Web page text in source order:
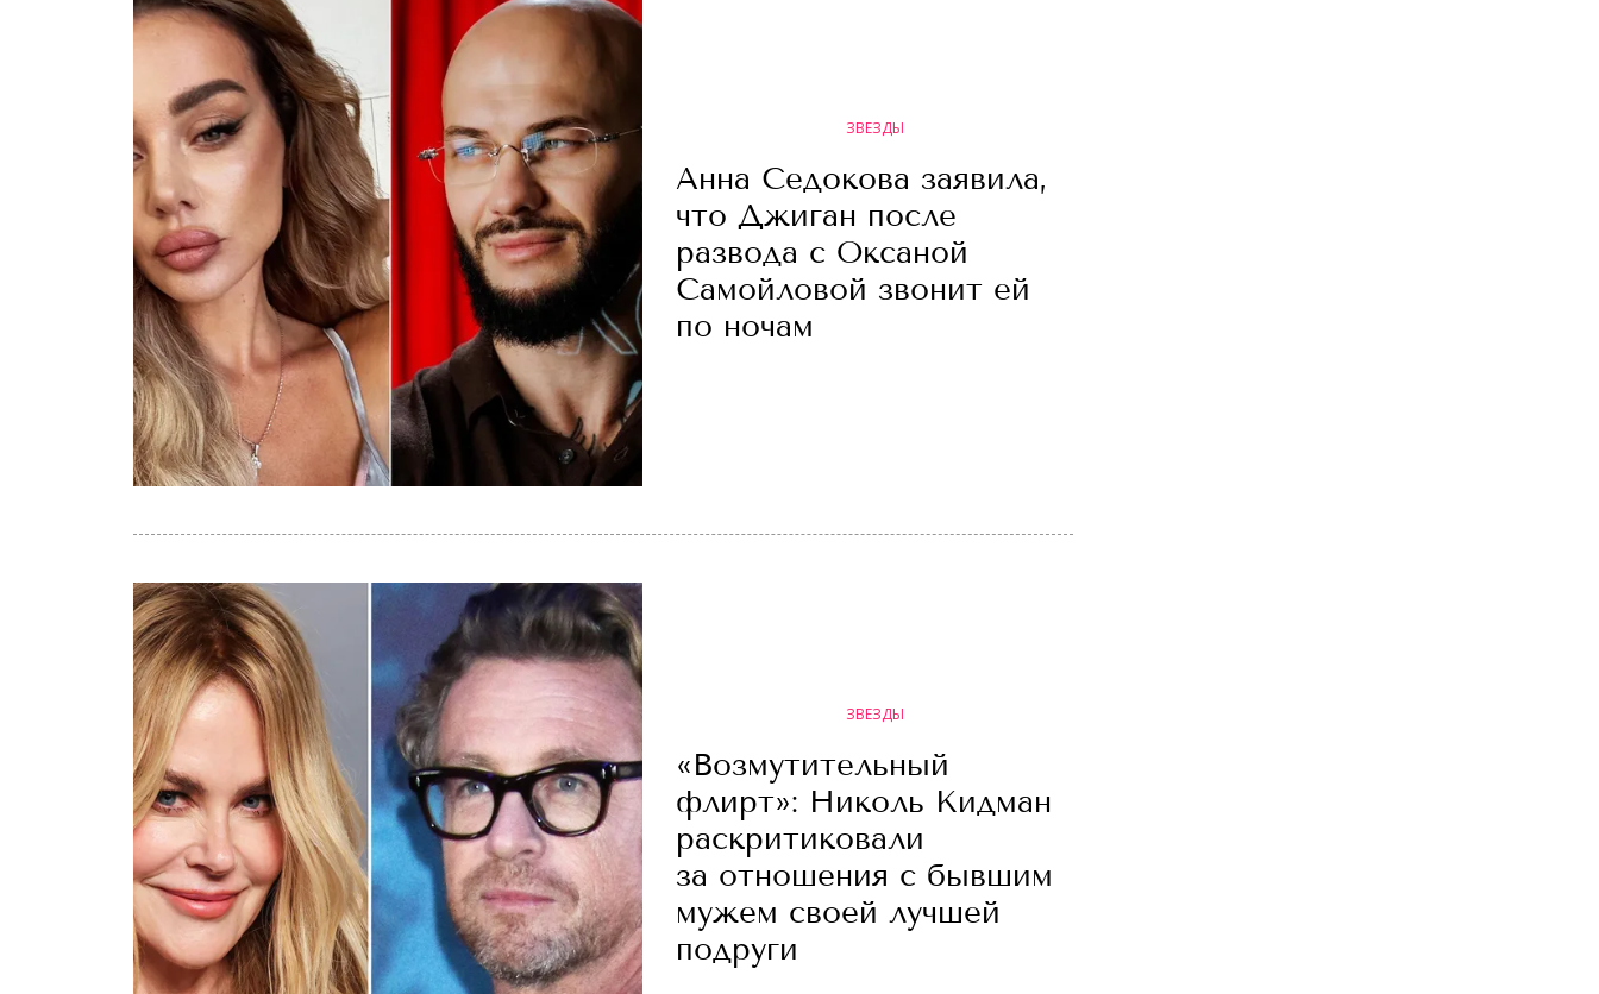
ЗВЕЗДЫ
Анна Седокова заявила,
что Джиган после
развода с Оксаной
Самойловой звонит ей
по ночам
ЗВЕЗДЫ
«Возмутительный
флирт»: Николь Кидман
раскритиковали
за отношения с бывшим
мужем своей лучшей
подруги